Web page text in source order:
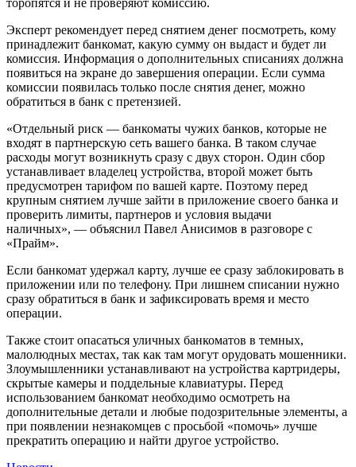
торопятся и не проверяют комиссию.
Эксперт рекомендует перед снятием денег посмотреть, кому
принадлежит банкомат, какую сумму он выдаст и будет ли
комиссия. Информация о дополнительных списаниях должна
появиться на экране до завершения операции. Если сумма
комиссии появилась только после снятия денег, можно
обратиться в банк с претензией.
«Отдельный риск — банкоматы чужих банков, которые не
входят в партнерскую сеть вашего банка. В таком случае
расходы могут возникнуть сразу с двух сторон. Один сбор
устанавливает владелец устройства, второй может быть
предусмотрен тарифом по вашей карте. Поэтому перед
крупным снятием лучше зайти в приложение своего банка и
проверить лимиты, партнеров и условия выдачи
наличных», — объяснил Павел Анисимов в разговоре с
«Прайм».
Если банкомат удержал карту, лучше ее сразу заблокировать в
приложении или по телефону. При лишнем списании нужно
сразу обратиться в банк и зафиксировать время и место
операции.
Также стоит опасаться уличных банкоматов в темных,
малолюдных местах, так как там могут орудовать мошенники.
Злоумышленники устанавливают на устройства картридеры,
скрытые камеры и поддельные клавиатуры. Перед
использованием банкомат необходимо осмотреть на
дополнительные детали и любые подозрительные элементы, а
при появлении незнакомцев с просьбой «помочь» лучше
прекратить операцию и найти другое устройство.